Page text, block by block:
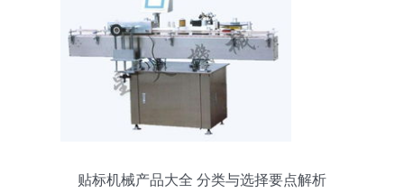
贴标机械产品大全 分类与选择要点解析